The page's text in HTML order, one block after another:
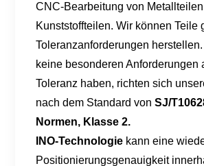
CNC-Bearbeitung von
Kunststoffteilen. Wir können Teile
Toleranzanforderungen
keine besonderen Anforderungen
Toleranz haben, richten sich
nach dem Standard vonSJ/
Normen, Klasse 2.
INO-Technologie kann eine
Positionierungsgenauigkeit